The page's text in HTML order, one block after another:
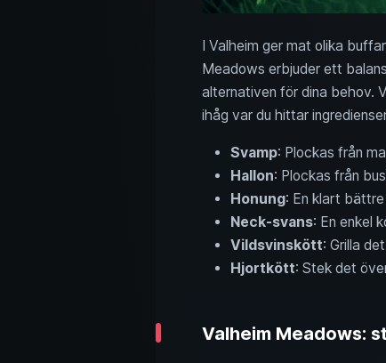
I Valheim ger mat olika
Meadows erbjuder ett
alternativen för dina behov.
ihåg var du hittar
Svamp: Plockas från
Hallon: Plockas från
Honung: En klart bättre
Neck-svans: En enkel
Vildsvinskött: Grilla
Hjortkött: Stek det
Valheim Meadows: